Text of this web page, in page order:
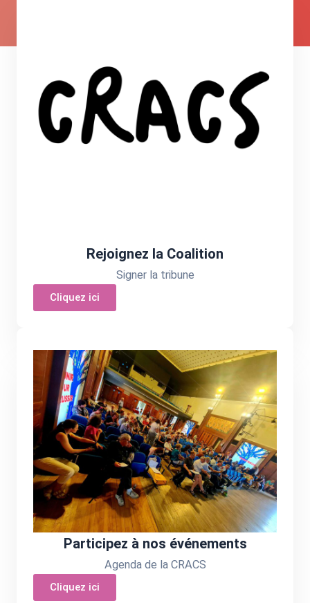
Rejoignez la Coalition
Signer la tribune
Cliquez ici
Participez à nos événements
Agenda de la CRACS
Cliquez ici